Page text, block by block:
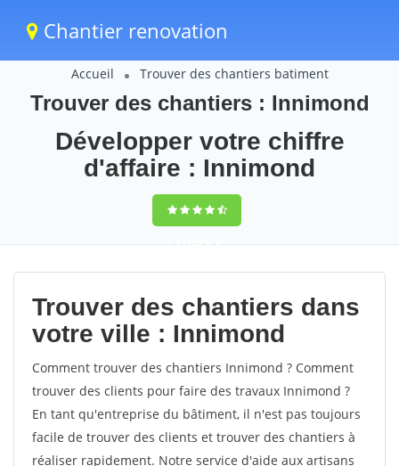
Chantier renovation
Accueil Trouver des chantiers batiment
Trouver des chantiers : Innimond
Développer votre chiffre
d'affaire : Innimond
9,5(100%)61
votes
Trouver des chantiers dans
votre ville : Innimond
Comment trouver des chantiers Innimond ? Comment
trouver des clients pour faire des travaux Innimond ?
En tant qu'entreprise du bâtiment, il n'est pas toujours
facile de trouver des clients et trouver des chantiers à
réaliser rapidement. Notre service d'aide aux artisans